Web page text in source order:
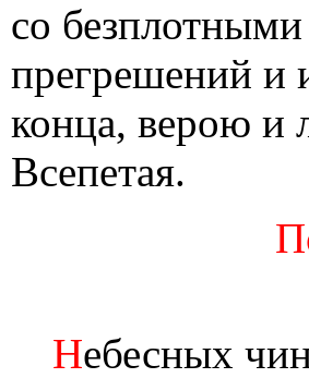
со
прегрешений и
конца, верою и
Всепетая.
Небесных